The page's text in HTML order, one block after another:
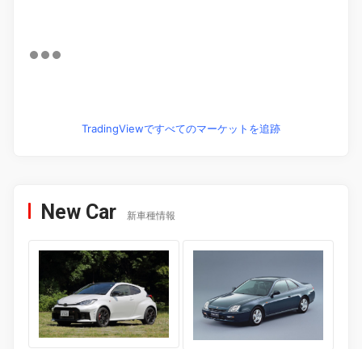
TradingViewですべてのマーケットを追跡
New Car 新車種情報